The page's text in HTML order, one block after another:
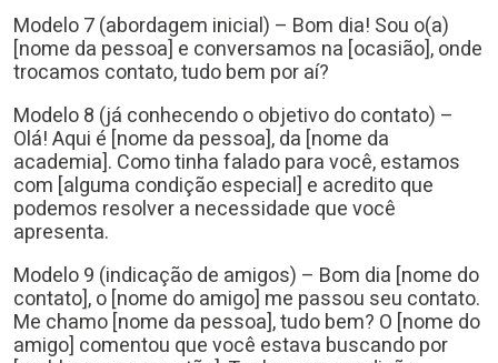
Modelo 7 (abordagem inicial) – Bom dia! Sou o(a)
[nome da pessoa] e conversamos na [ocasião], onde
trocamos contato, tudo bem por aí?
Modelo 8 (já conhecendo o objetivo do contato) –
Olá! Aqui é [nome da pessoa], da [nome da
academia]. Como tinha falado para você, estamos
com [alguma condição especial] e acredito que
podemos resolver a necessidade que você
apresenta.
Modelo 9 (indicação de amigos) – Bom dia [nome do
contato], o [nome do amigo] me passou seu contato.
Me chamo [nome da pessoa], tudo bem? O [nome do
amigo] comentou que você estava buscando por